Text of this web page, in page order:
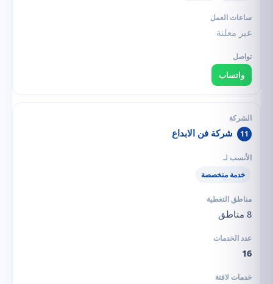
غير معلنة
واتساب
11 شركة فن الابداع
خدمة متخصصة
8 مناطق
16